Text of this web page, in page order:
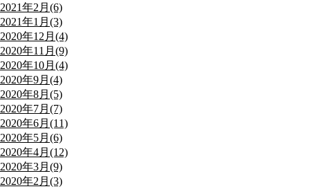
2021年2月(6)
2021年1月(3)
2020年12月(4)
2020年11月(9)
2020年10月(4)
2020年9月(4)
2020年8月(5)
2020年7月(7)
2020年6月(11)
2020年5月(6)
2020年4月(12)
2020年3月(9)
2020年2月(3)